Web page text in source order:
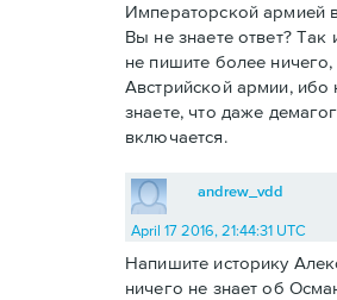
Императорской армией в
Вы не знаете ответ? Так
не пишите более ничего,
Австрийской армии, ибо
знаете, что даже
включается.
andrew_vdd
April 17 2016, 21:44:31 UTC
Напишите историку
ничего не знает об